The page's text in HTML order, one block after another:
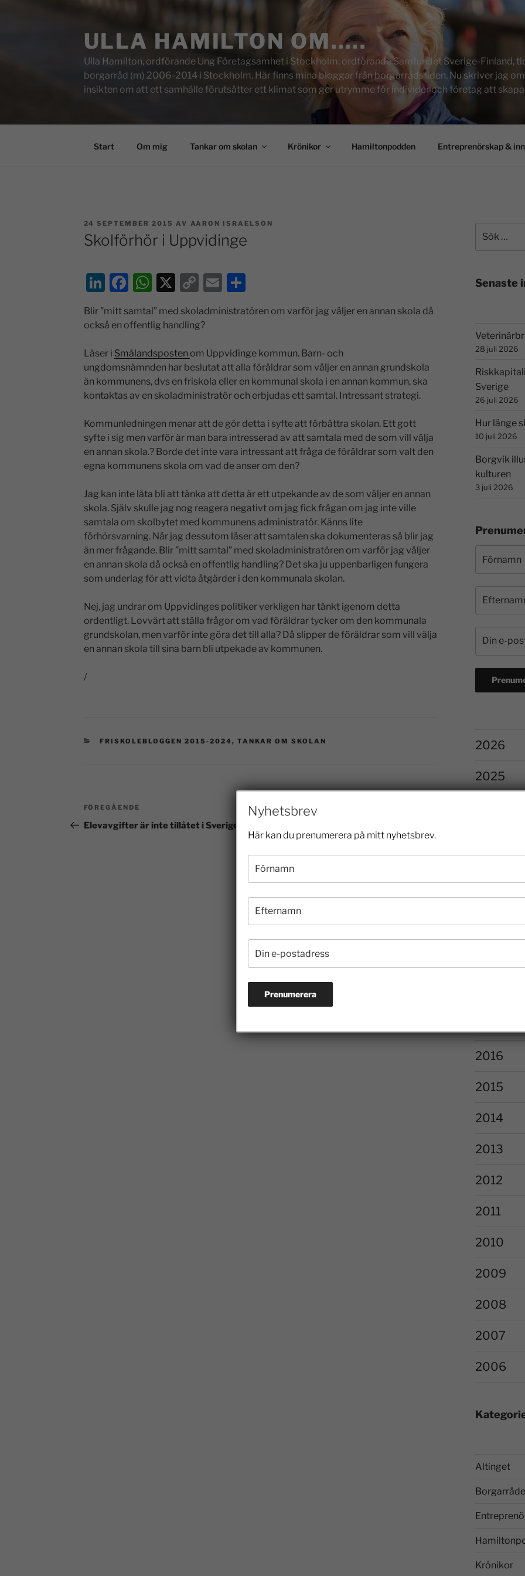
ULLA HAMILTON OM…..
Ulla Hamilton, ordförande Ung Företagsamhet i Stockholm, ordförande Samfundet Sverige-Finland,
borgarråd (m) 2006-2014 i Stockholm. Här finns mina bloggar från borgarrådstiden. Nu skriver jag
insikten om att ett samhälle förutsätter ett klimat som ger utrymme för individer och företag att
Start Om mig Tankar om skolan Krönikor Hamiltonpodden Entreprenörskap &
24 SEPTEMBER 2015 AV AARON ISRAELSON
Skolförhör i Uppvidinge
Li
n
k
dI
n
F
c
b
o
o
k
W
h
at
A
p
p
X
C
o
p
Li
n
k
E
m
ai
D
el
a
Blir ”mitt samtal” med skoladministratören om varför jag väljer en annan skola då
också en offentlig handling?
Läser i Smålandsposten om Uppvidinge kommun. Barn- och
ungdomsnämnden har beslutat att alla föräldrar som väljer en annan grundskola
än kommunens, dvs en friskola eller en kommunal skola i en annan kommun, ska
kontaktas av en skoladministratör och erbjudas ett samtal. Intressant strategi.
Kommunledningen menar att de gör detta i syfte att förbättra skolan. Ett gott
syfte i sig men varför är man bara intresserad av att samtala med de som vill välja
en annan skola.? Borde det inte vara intressant att fråga de föräldrar som valt den
egna kommunens skola om vad de anser om den?
Jag kan inte låta bli att tänka att detta är ett utpekande av de som väljer en annan
skola. Själv skulle jag nog reagera negativt om jag fick frågan om jag inte ville
samtala om skolbytet med kommunens administratör. Känns lite
förhörsvarning. När jag dessutom läser att samtalen ska dokumenteras så blir jag
än mer frågande. Blir ”mitt samtal” med skoladministratören om varför jag väljer
en annan skola då också en offentlig handling? Det ska ju uppenbarligen fungera
som underlag för att vidta åtgärder i den kommunala skolan.
Nej, jag undrar om Uppvidinges politiker verkligen har tänkt igenom detta
ordentligt. Lovvärt att ställa frågor om vad föräldrar tycker om den kommunala
grundskolan, men varför inte göra det till alla? Då slipper de föräldrar som vill välja
en annan skola till sina barn bli utpekade av kommunen.
/
FRISKOLEBLOGGEN 2015-2024, TANKAR OM SKOLAN
FÖREGÅENDE
Elevavgifter är inte tillåtet i Sverige
Senaste
28 juli 2026
Sverige
26 juli 2026
Hur länge
10 juli 2026
Borgvik
kulturen
3 juli 2026
2026
2025
2021
2016
2015
2014
2013
2012
2011
2010
2009
2008
2007
2006
Altinget
Krönikor
Nyhetsbrev
Här kan du prenumerera på mitt nyhetsbrev.